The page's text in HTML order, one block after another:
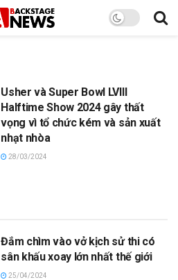
Usher và Super Bowl LVIII
Halftime Show 2024 gây thất
vọng vì tổ chức kém và sản xuất
nhạt nhòa
28/03/2024
Đắm chìm vào vở kịch sử thi có
sân khấu xoay lớn nhất thế giới
25/04/2024